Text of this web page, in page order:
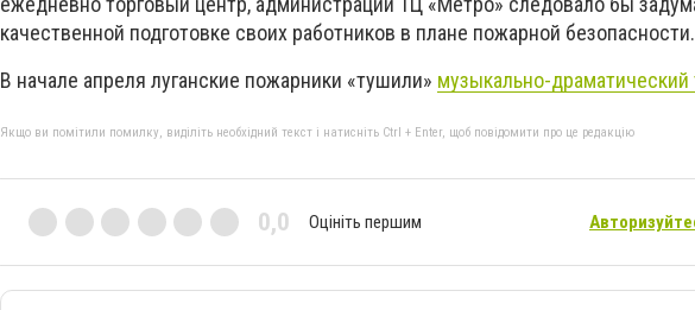
качественной подготовке своих работников в плане пожарной безопасности.
В начале апреля луганские пожарники «тушили» музыкально-драматический
Якщо ви помітили помилку, виділіть необхідний текст і натисніть Ctrl + Enter, щоб повідомити про це редакцію
0,0 Оцініть першим